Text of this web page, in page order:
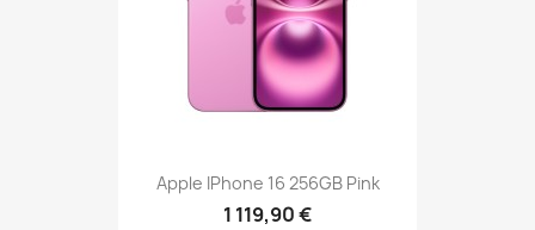
Apple IPhone 16 256GB Pink
1 119,90 €